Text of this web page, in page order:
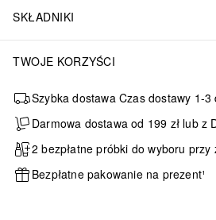
SKŁADNIKI
TWOJE KORZYŚCI
Szybka dostawa Czas dostawy 1-3
Darmowa dostawa od 199 zł lub z
2 bezpłatne próbki do wyboru przy
Bezpłatne pakowanie na prezent¹